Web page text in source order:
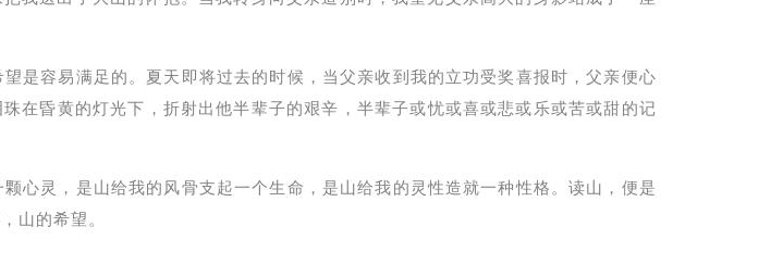
是容易满足的。夏天即将过去的时候，当父亲收到我的立功受奖喜报时，父亲便心
在昏黄的灯光下，折射出他半辈子的艰辛，半辈子或忧或喜或悲或乐或苦或甜的记
灵，是山给我的风骨支起一个生命，是山给我的灵性造就一种性格。读山，便是
山的希望。